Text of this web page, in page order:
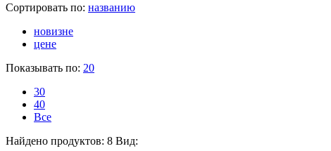
Сортировать по: названию
новизне
цене
Показывать по: 20
30
40
Все
Найдено продуктов: 8 Вид: